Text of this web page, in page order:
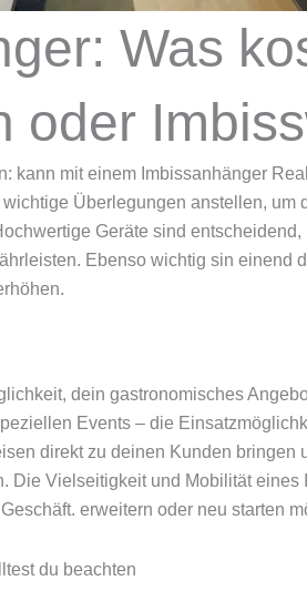
Was
oder
kann mit einem Imbissanhänger
Überlegungen anstellen, um
Geräte sind
Ebenso wichtig sin einend
dein gastronomisches
Events – die
direkt zu deinen Kunden
Die Vielseitigkeit und Mobilität
erweitern oder neu starten
du beachten